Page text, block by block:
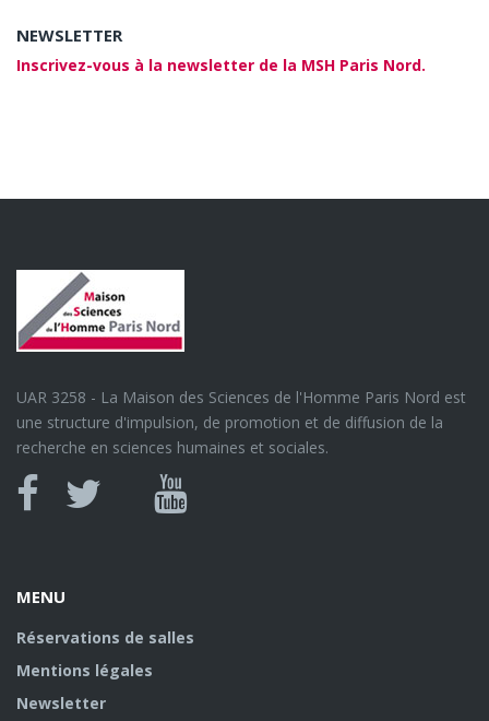
NEWSLETTER
Inscrivez-vous à la newsletter de la MSH Paris Nord.
UAR 3258 - La Maison des Sciences de l'Homme Paris Nord est
une structure d'impulsion, de promotion et de diffusion de la
recherche en sciences humaines et sociales.
Canal
MENU
Réservations de salles
Mentions légales
Newsletter